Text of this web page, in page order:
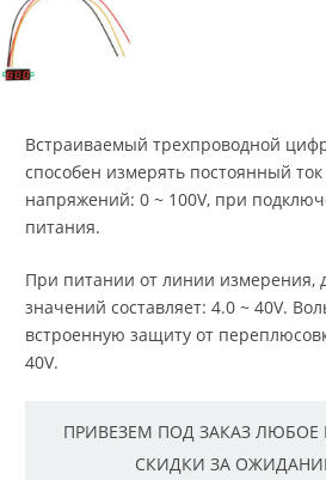
Встраиваемый трехпроводной
способен измерять постоянный
напряжений: 0 ~ 100V, при
питания.
При питании от линии измерения,
значений составляет: 4.0 ~ 40V.
встроенную защиту от
40V.
ПРИВЕЗЕМ ПОД ЗАКАЗ ЛЮБОЕ
СКИДКИ ЗА